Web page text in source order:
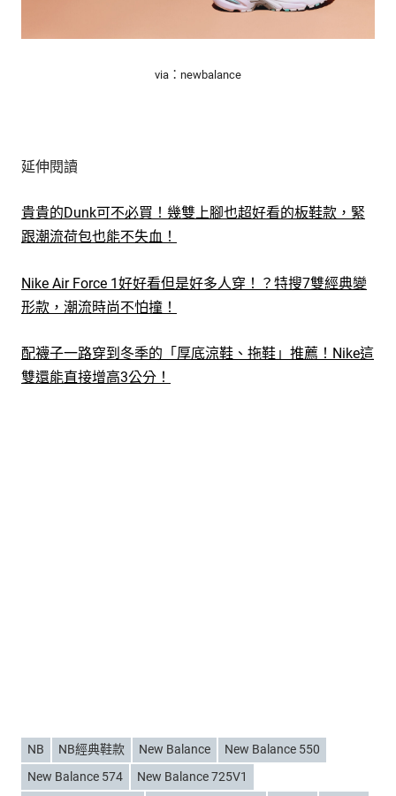
via：newbalance
延伸閱讀
貴貴的Dunk可不必買！幾雙上腳也超好看的板鞋款，緊
跟潮流荷包也能不失血！
Nike Air Force 1好好看但是好多人穿！？特搜7雙經典變
形款，潮流時尚不怕撞！
配襪子一路穿到冬季的「厚底涼鞋、拖鞋」推薦！Nike這
雙還能直接增高3公分！
NB NB經典鞋款 New Balance
New Balance 550
New Balance 574
New Balance 725V1